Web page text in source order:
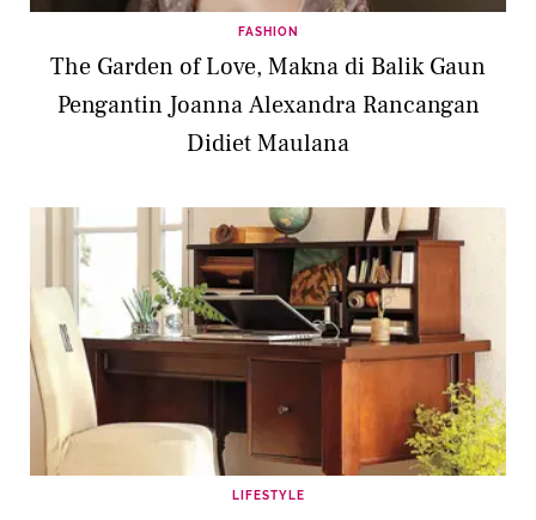
FASHION
The Garden of Love, Makna di Balik Gaun
Pengantin Joanna Alexandra Rancangan
Didiet Maulana
LIFESTYLE